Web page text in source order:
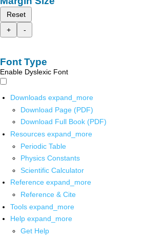
Reset
+
-
Font Type
Enable Dyslexic Font
Downloads expand_more
Download Page (PDF)
Download Full Book (PDF)
Resources expand_more
Periodic Table
Physics Constants
Scientific Calculator
Reference expand_more
Reference & Cite
Tools expand_more
Help expand_more
Get Help